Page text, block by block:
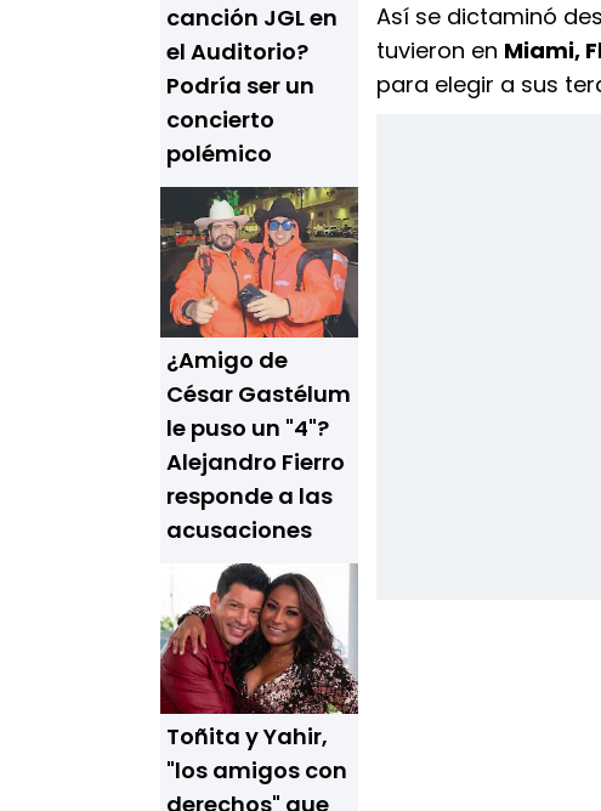
canción JGL en
el Auditorio?
Podría ser un
concierto
polémico
¿Amigo de
César Gastélum
le puso un "4"?
Alejandro Fierro
responde a las
acusaciones
Toñita y Yahir,
"los amigos con
derechos" que
Así se dictaminó
tuvieron en Miami,
para elegir a sus